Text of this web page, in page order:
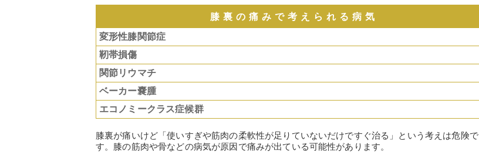
膝裏の痛みで考えられる病気
変形性膝関節症
靭帯損傷
関節リウマチ
ベーカー嚢腫
エコノミークラス症候群
膝裏が痛いけど「使いすぎや筋肉の柔軟性が足りていないだけですぐ治る」という考えは危険で
す。膝の筋肉や骨などの病気が原因で痛みが出ている可能性があります。